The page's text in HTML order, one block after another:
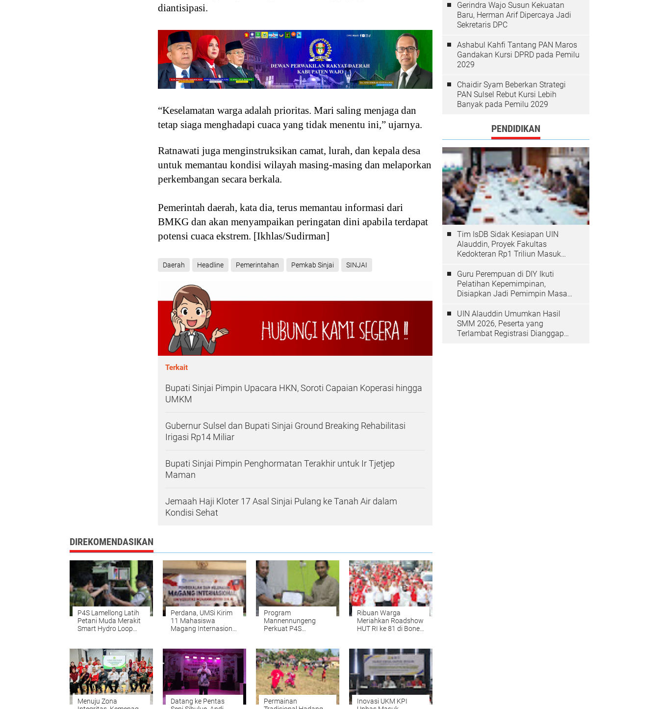
diantisipasi.
“Keselamatan warga adalah prioritas. Mari saling menjaga dan
tetap siaga menghadapi cuaca yang tidak menentu ini,” ujarnya.
Ratnawati juga menginstruksikan camat, lurah, dan kepala desa
untuk memantau kondisi wilayah masing-masing dan melaporkan
perkembangan secara berkala.
Pemerintah daerah, kata dia, terus memantau informasi dari
BMKG dan akan menyampaikan peringatan dini apabila terdapat
potensi cuaca ekstrem. [Ikhlas/Sudirman]
Daerah Headline Pemerintahan Pemkab Sinjai SINJAI
Terkait
Bupati Sinjai Pimpin Upacara HKN, Soroti Capaian Koperasi hingga
UMKM
Gubernur Sulsel dan Bupati Sinjai Ground Breaking Rehabilitasi
Irigasi Rp14 Miliar
Bupati Sinjai Pimpin Penghormatan Terakhir untuk Ir Tjetjep
Maman
Jemaah Haji Kloter 17 Asal Sinjai Pulang ke Tanah Air dalam
Kondisi Sehat
DIREKOMENDASIKAN
P4S Lamellong Latih
Petani Muda Merakit
Smart Hydro Loop
Perdana, UMSi Kirim
11 Mahasiswa
Magang Internasional
Program
Mannennungeng
Perkuat P4S
Pengalaman
Ribuan Warga
Meriahkan Roadshow
HUT RI ke 81 di Bone,
Menuju Zona
Datang ke Pentas
Permainan
Inovasi UKM KPI
Gerindra Wajo Susun Kekuatan
Baru, Herman Arif Dipercaya Jadi
Sekretaris DPC
Ashabul Kahfi Tantang PAN Maros
Gandakan Kursi DPRD pada Pemilu
2029
Chaidir Syam Beberkan Strategi
PAN Sulsel Rebut Kursi Lebih
Banyak pada Pemilu 2029
PENDIDIKAN
Tim IsDB Sidak Kesiapan UIN
Alauddin, Proyek Fakultas
Kedokteran Rp1 Triliun Masuk
Guru Perempuan di DIY Ikuti
Pelatihan Kepemimpinan,
Disiapkan Jadi Pemimpin Masa
UIN Alauddin Umumkan Hasil
SMM 2026, Peserta yang
Terlambat Registrasi Dianggap